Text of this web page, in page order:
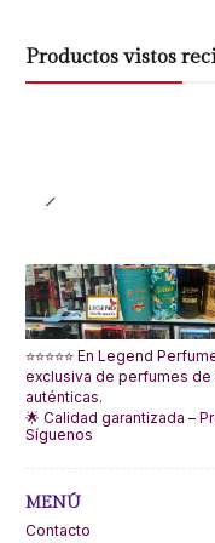
Productos vistos
⭐⭐⭐⭐⭐ En Legend
exclusiva de perfumes
auténticas.
🌟 Calidad garantizada –
Síguenos
MENÚ
Contacto